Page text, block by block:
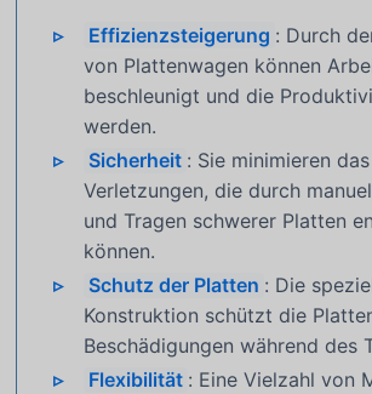
Effizienzsteigerung : Durch
von Plattenwagen können
beschleunigt und die
werden.
Sicherheit : Sie minimieren
Verletzungen, die durch
und Tragen schwerer Platten
können.
Schutz der Platten : Die
Konstruktion schützt die
Beschädigungen während des
Flexibilität : Eine Vielzahl von